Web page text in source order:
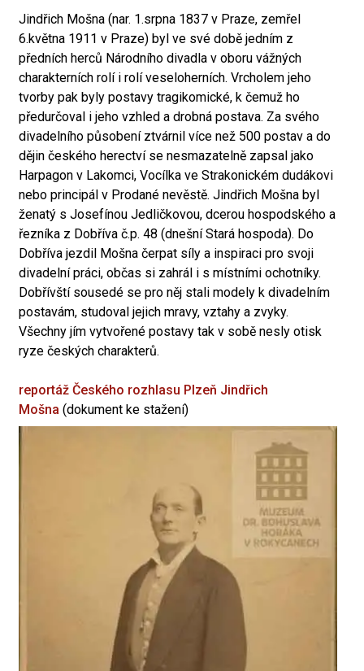
Jindřich Mošna (nar. 1.srpna 1837 v Praze, zemřel
6.května 1911 v Praze) byl ve své době jedním z
předních herců Národního divadla v oboru vážných
charakterních rolí i rolí veseloherních. Vrcholem jeho
tvorby pak byly postavy tragikomické, k čemuž ho
předurčoval i jeho vzhled a drobná postava. Za svého
divadelního působení ztvárnil více než 500 postav a do
dějin českého herectví se nesmazatelně zapsal jako
Harpagon v Lakomci, Vocílka ve Strakonickém dudákovi
nebo principál v Prodané nevěstě. Jindřich Mošna byl
ženatý s Josefínou Jedličkovou, dcerou hospodského a
řezníka z Dobříva č.p. 48 (dnešní Stará hospoda). Do
Dobříva jezdil Mošna čerpat síly a inspiraci pro svoji
divadelní práci, občas si zahrál i s místními ochotníky.
Dobřívští sousedé se pro něj stali modely k divadelním
postavám, studoval jejich mravy, vztahy a zvyky.
Všechny jím vytvořené postavy tak v sobě nesly otisk
ryze českých charakterů.
reportáž Českého rozhlasu Plzeň Jindřich
Mošna (dokument ke stažení)